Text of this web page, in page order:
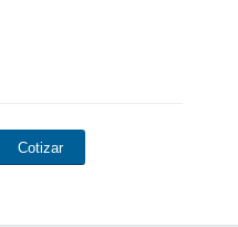
Cotizar